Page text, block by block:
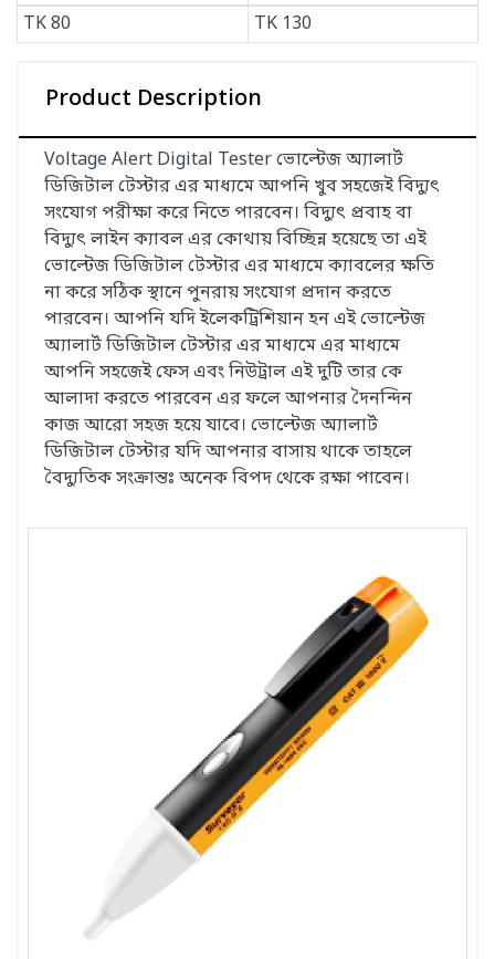
TK80 TK 130
Product Description
Voltage Alert Digital Tester ভোল্টেজ অ্যালার্ট
ডিজিটাল টেস্টার এর মাধ্যমে আপনি খুব সহজেই বিদ্যুৎ
সংযোগ পরীক্ষা করে নিতে পারবেন। বিদ্যুৎ প্রবাহ বা
বিদ্যুৎ লাইন ক্যাবল এর কোথায় বিচ্ছিন্ন হয়েছে তা এই
ভোল্টেজ ডিজিটাল টেস্টার এর মাধ্যমে ক্যাবলের ক্ষতি
না করে সঠিক স্থানে পুনরায় সংযোগ প্রদান করতে
পারবেন। আপনি যদি ইলেকট্রিশিয়ান হন এই ভোল্টেজ
অ্যালার্ট ডিজিটাল টেস্টার এর মাধ্যমে এর মাধ্যমে
আপনি সহজেই ফেস এবং নিউট্রাল এই দুটি তার কে
আলাদা করতে পারবেন এর ফলে আপনার দৈনন্দিন
কাজ আরো সহজ হয়ে যাবে। ভোল্টেজ অ্যালার্ট
ডিজিটাল টেস্টার যদি আপনার বাসায় থাকে তাহলে
বৈদ্যুতিক সংক্রান্তঃ অনেক বিপদ থেকে রক্ষা পাবেন।